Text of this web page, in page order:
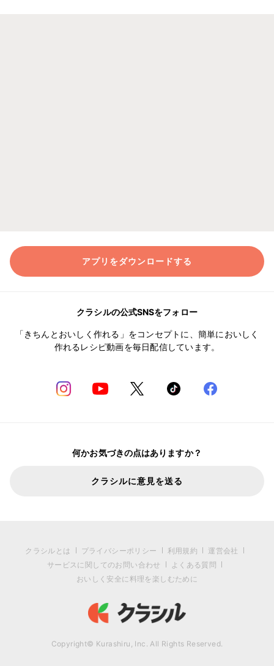
アプリをダウンロードする
クラシルの公式SNSをフォロー
「きちんとおいしく作れる」をコンセプトに、簡単においしく
作れるレシピ動画を毎日配信しています。
何かお気づきの点はありますか？
クラシルに意見を送る
クラシルとは プライバシーポリシー 利用規約
運営会社
サービスに関してのお問い合わせ
よくある質問
おいしく安全に料理を楽しむために
Copyright© Kurashiru, Inc. All Rights Reserved.